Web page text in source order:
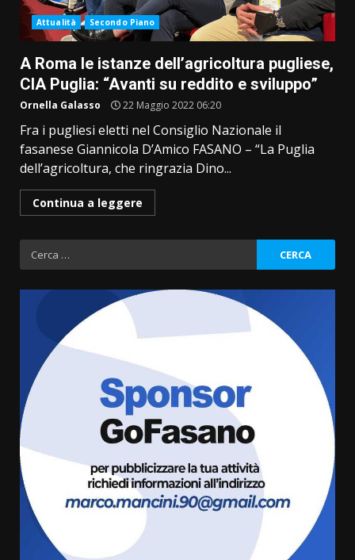
Attualità Secondo Piano
A Roma le istanze dell’agricoltura pugliese,
CIA Puglia: “Avanti su reddito e sviluppo”
Ornella Galasso 22 Maggio 2022 06:20
Fra i pugliesi eletti nel Consiglio Nazionale il
fasanese Giannicola D’Amico FASANO – “La Puglia
dell’agricoltura, che ringrazia Dino...
Continua a leggere
Ricerca
per:
Fasanese ferito a colpi di arma
da fuoco
6 Agosto 2026 18:13
Carta d’identità: continua il piano
di aperture straordinarie del
Comune di Fasano